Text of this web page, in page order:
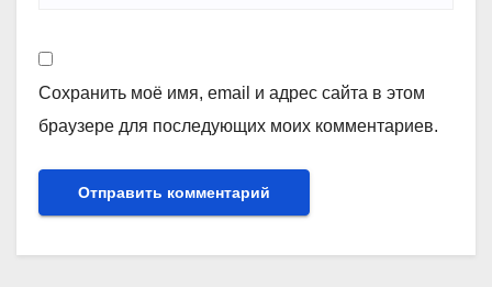
Сохранить моё имя, email и адрес сайта в этом
браузере для последующих моих комментариев.